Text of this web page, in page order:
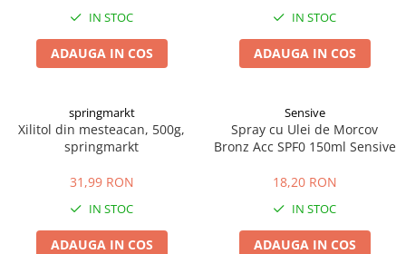
IN STOC
ADAUGA IN COS
IN STOC
ADAUGA IN COS
springmarkt
Xilitol din mesteacan, 500g,
springmarkt
31,99 RON
IN STOC
ADAUGA IN COS
Sensive
Spray cu Ulei de Morcov
Bronz Acc SPF0 150ml Sensive
18,20 RON
IN STOC
ADAUGA IN COS